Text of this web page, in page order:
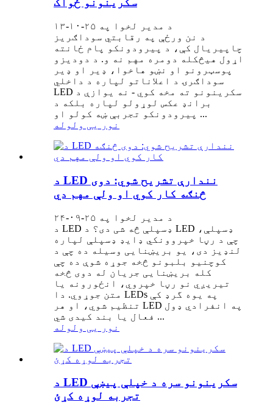
د مدیر لخوا په ۲۵-۱۰-۱۳
د نن ورځې په رقابتي سوداګریز
چاپیریال کې، د پیرودونکو پام ځانته
اړول هیڅکله دومره مهم نه و. د دودیزو
پوسټرونو او نښو هاخوا، ډیر او ډیر
سوداګرۍ د اعلاناتو لپاره د داخلي
LED سکرینونو ته مخه کوي - نه یوازې د
برانډ عکس لوړولو لپاره بلکه د
پیرودونکو تجربې ښه کولو او ...
نور یی ولوله
د LED نندارې تشریح شوي: دوی
څنګه کار کوي او ولې مهم دي
د مدیر لخوا په ۲۵-۰۹-۲۴
د LED ډسپلې څه شی دی؟ د LED ډسپلې،
چې د رڼا خپروونکي ډایډ ډسپلې لپاره
لنډیز دی، یو بریښنایی وسیله ده چې د
کوچنیو بلبونو څخه جوړه شوې ده چې
کله بریښنایی جریان له دوی څخه
تیریږي نو رڼا خپروي، انځورونه یا
متن جوړوي. دا LEDs په یوه گرډ کې
تنظیم شوي، او هر LED په انفرادي ډول
فعال یا بند کیدی شي ...
نور یی ولوله
د LED سکرینونو سره د خپلې پیښې
تجربه لوړه کړئ